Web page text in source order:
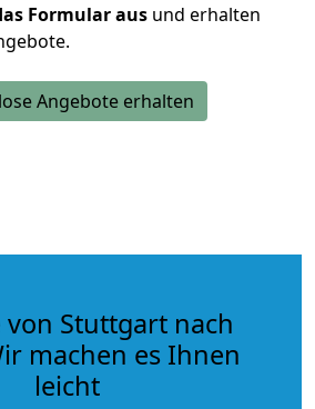
Formular aus und erhalten
Angebote erhalten
von Stuttgart nach
machen es Ihnen
leicht